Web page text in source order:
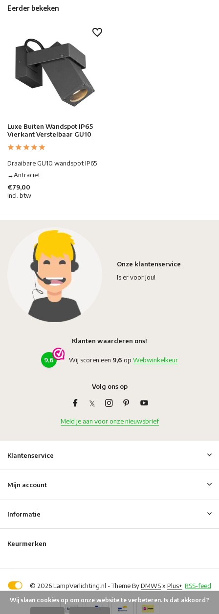
Eerder bekeken
Luxe Buiten Wandspot IP65
Vierkant Verstelbaar GU10
Draaibare GU10 wandspot IP65
→Antraciet
€79,00
Incl. btw
Onze klantenservice
Is er voor jou!
Klanten waarderen ons!
9,6 Wij scoren een 9,6 op Webwinkelkeur
Volg ons op
Meld je aan voor onze nieuwsbrief
Klantenservice
Mijn account
Informatie
Keurmerken
© 2026 LampVerlichting.nl - Theme ByDMWSxPlus+ RSS-feed
Wij slaan cookies op om onze website te verbeteren. Is dat akkoord?